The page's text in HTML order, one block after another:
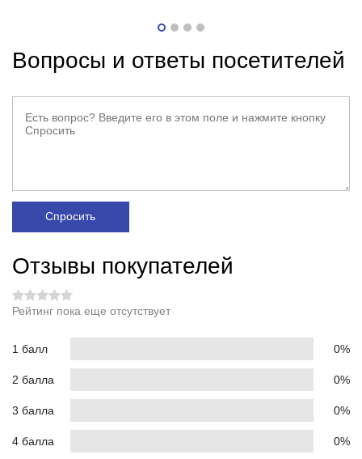
Вопросы и ответы посетителей
Спросить
Отзывы покупателей
Рейтинг пока еще отсутствует
1 балл 0%
2 балла 0%
3 балла 0%
4 балла 0%